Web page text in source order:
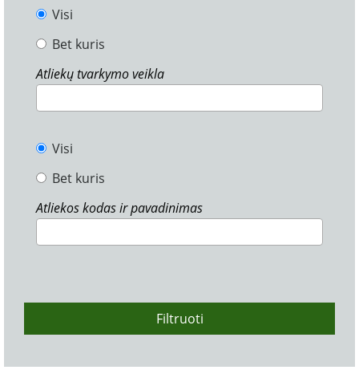
Visi
Bet kuris
Atliekų tvarkymo veikla
Visi
Bet kuris
Atliekos kodas ir pavadinimas
Filtruoti